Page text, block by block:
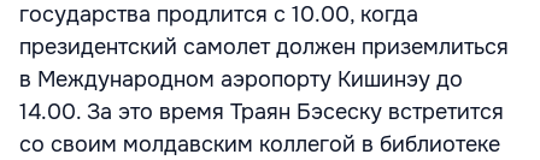
государства продлится с 10.00, когда
президентский самолет должен приземлиться
в Международном аэропорту Кишинэу до
14.00. За это время Траян Бэсеску встретится
со своим молдавским коллегой в библиотеке